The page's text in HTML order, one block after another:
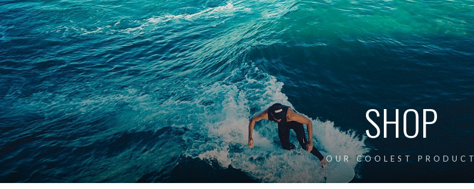
SHOP
OUR COOLEST PRODUCT